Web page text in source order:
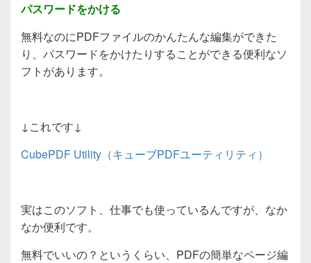
パスワードをかける
無料なのにPDFファイルのかんたんな編集ができた
り、パスワードをかけたりすることができる便利なソ
フトがあります。
↓これです↓
CubePDF Utility（キューブPDFユーティリティ）
実はこのソフト、仕事でも使っているんですが、なか
なか便利です。
無料でいいの？というくらい、PDFの簡単なページ編